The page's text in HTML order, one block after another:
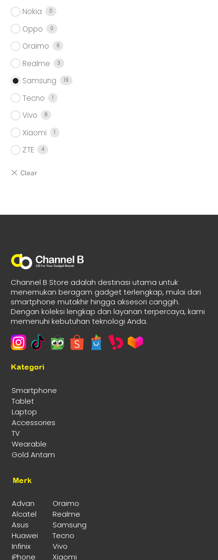
Nokia 0
Oppo 0
Oraimo 6
Realme 3
Samsung 19
Tecno 1
Vivo 8
Xiaomi 1
ZTE 4
Channel B Store adalah destinasi utama untuk
menemukan beragam gadget terlengkap, mulai dari
smartphone mutakhir hingga aksesori canggih.
Dengan koleksi lengkap dan layanan terpercaya, kami
memenuhi kebutuhan teknologi Anda.
Kategori
Smartphone
Tablet
Laptop
Accessories
TV
Wearable
Gold Antam
Merk
Advan
Oraimo
Alcatel
Realme
Asus
Samsung
Huawei
Tecno
Infinix
Vivo
iPhone
Xiaomi